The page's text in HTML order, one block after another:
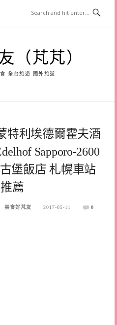
（芃芃）
全台旅遊 國外旅遊
特利埃德爾霍夫酒
Sapporo-2600
堡飯店 札幌車站
薦
美食好芃友 2017-05-11 0